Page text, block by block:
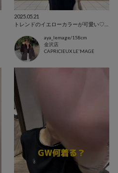
2025.05.21
aya_lemage/158cm
金沢店
CAPRICIEUX LE'MAGE